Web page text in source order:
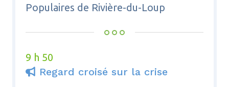
Populaires de Rivière-du-Loup
9 h 50
 Regard croisé sur la crise